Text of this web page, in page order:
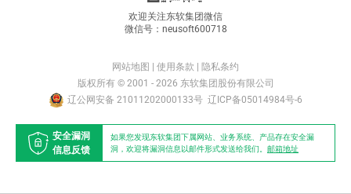
欢迎关注东软集团微信
微信号：neusoft600718
网站地图 使用条款
隐私条约
版权所有 © 2001 - 2026 东软集团股份有限公司
辽公网安备 21011202000133号 辽ICP备05014984号-6
安全漏洞
信息反馈
如果您发现东软集团下属网站、业务系统、产品存在安全漏
洞，欢迎将漏洞信息以邮件形式发送给我们。 邮箱地址